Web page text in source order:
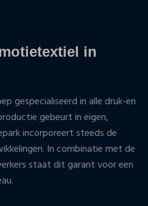
in
gespecialiseerd in alle druk-en
gebeurt in eigen,
incorporeert steeds de
In combinatie met de
staat dit garant voor een